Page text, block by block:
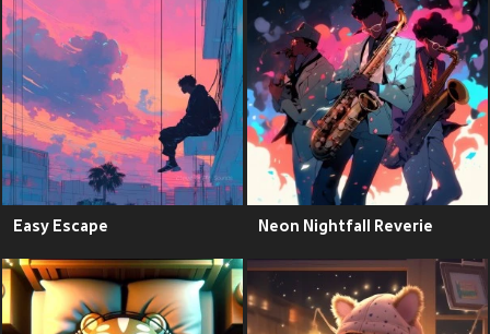
Easy Escape Neon Nightfall Reverie